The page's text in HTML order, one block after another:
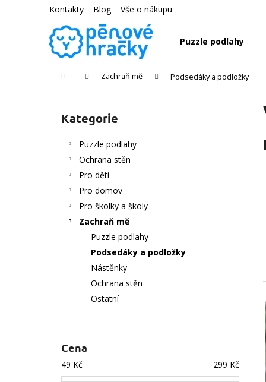
Kontakty Blog Vše o nákupu
Puzzle podlahy
Domů Zachraň mě Podsedáky a podložky
Přeskočit
kategorie
Kategorie
Puzzle podlahy
Ochrana stěn
Pro děti
Pro domov
Pro školky a školy
Zachraň mě
Puzzle podlahy
Podsedáky a podložky
Nástěnky
Ochrana stěn
Ostatní
Cena
49 Kč 299 Kč
í
i
Zpět
Zpět